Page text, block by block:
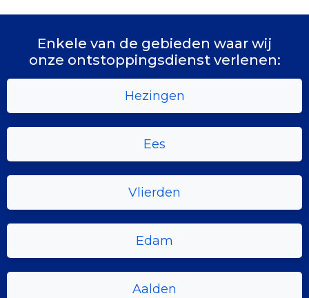
Enkele van de gebieden waar wij
onze ontstoppingsdienst verlenen:
Hezingen
Ees
Vlierden
Edam
Aalden